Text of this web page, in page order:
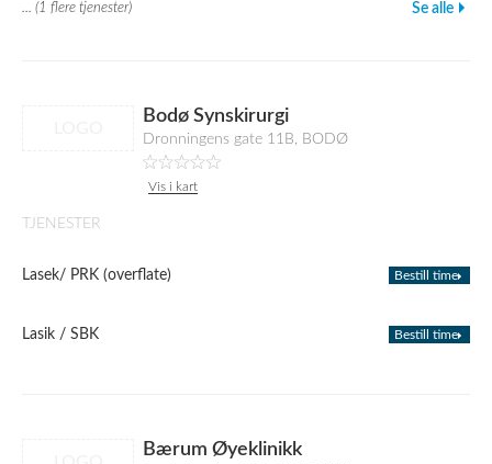
... (1 flere tjenester) Se alle
Bodø Synskirurgi
Dronningens gate 11B, BODØ
Vis i kart
TJENESTER
Lasek/ PRK (overflate) Bestill time
Lasik / SBK Bestill time
Bærum Øyeklinikk